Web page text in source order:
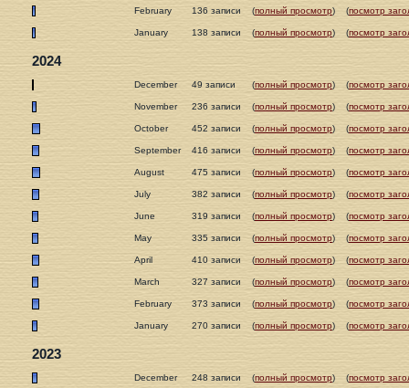
February 136 записи (полный просмотр) (посмотр
January 138 записи (полный просмотр) (посмотр
2024
December 49 записи (полный просмотр) (посмотр
November 236 записи (полный просмотр) (посмотр
October 452 записи (полный просмотр) (посмотр
September 416 записи (полный просмотр) (посмотр
August 475 записи (полный просмотр) (посмотр
July 382 записи (полный просмотр) (посмотр
June 319 записи (полный просмотр) (посмотр
May 335 записи (полный просмотр) (посмотр
April 410 записи (полный просмотр) (посмотр
March 327 записи (полный просмотр) (посмотр
February 373 записи (полный просмотр) (посмотр
January 270 записи (полный просмотр) (посмотр
2023
December 248 записи (полный просмотр) (посмотр